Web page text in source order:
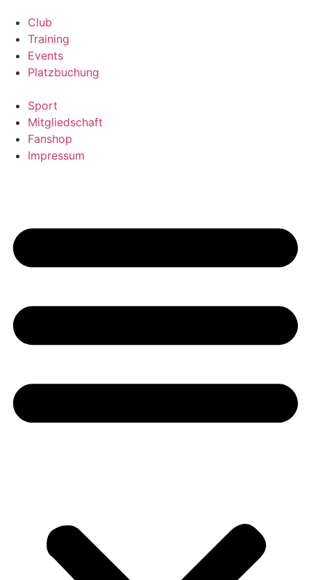
Club
Training
Events
Platzbuchung
Sport
Mitgliedschaft
Fanshop
Impressum